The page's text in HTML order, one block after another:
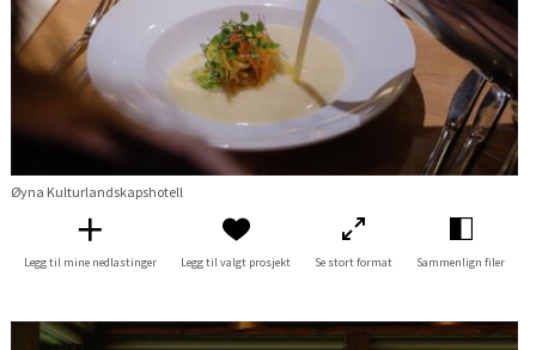
Øyna Kulturlandskapshotell
Legg til mine nedlastinger Legg til valgt prosjekt Se stort format Sammenlign filer